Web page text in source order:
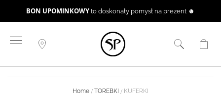
BON UPOMINKOWY to doskonały pomysł na prezent ☻
do
treści
Home TOREBKI KUFERKI